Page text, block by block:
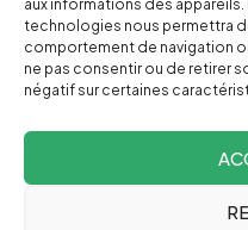
aux informations des
technologies nous permettra
comportement de navigation
ne pas consentir ou de retirer
négatif sur certaines